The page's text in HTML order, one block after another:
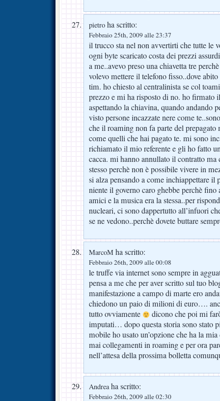
pietro ha scritto:
Febbraio 25th, 2009 alle 23:37
il trucco sta nel non avvertirti che tutte le
ogni byte scaricato costa dei prezzi
a me..avevo preso una chiavetta tre
volevo mettere il telefono fisso..dove
tim. ho chiesto al centralinista se col
prezzo e mi ha risposto di no. ho firmato
aspettando la chiavina, quando andando
visto persone incazzate nere come
che il roaming non fa parte del prepagato
come quelli che hai pagato te. mi sono
richiamato il mio referente e gli ho fatto
cacca. mi hanno annullato il contratto
stesso perchè non è possibile vivere in
si alza pensando a come inchiappettare il
niente il governo caro ghebbe perchè fino
amici e la musica era la stessa..per
nucleari, ci sono dappertutto all’infuori
se ne vedono..perchè dovete buttare
MarcoM ha scritto:
Febbraio 26th, 2009 alle 00:08
le truffe via internet sono sempre in
pensa a me che per aver scritto sul tuo
manifestazione a campo di marte ero
chiedono un paio di milioni di euro….
tutto ovviamente
dicono che poi mi
imputati… dopo questa storia sono stato
mobile ho usato un’opzione che ha la
mai collegamenti in roaming e per ora
nell’attesa della prossima bolletta
Andreaha scritto:
Febbraio 26th, 2009 alle 02:30